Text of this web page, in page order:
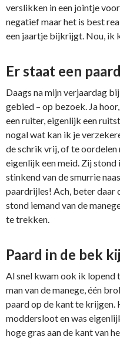
verslikken in een jointje
negatief maar het is best
een jaartje bijkrijgt. Nou, ik
Er staat een
Daags na mijn verjaardag
gebied – op bezoek. Ja
een ruiter, eigenlijk een
nogal wat kan ik je
de schrik vrij, of te oordelen
eigenlijk een meid. Zij stond
stinkend van de smurrie
paardrijles! Ach, beter daar
stond iemand van de
te trekken.
Paard in de bek
Al snel kwam ook ik lopend
man van de manege, één
paard op de kant te krijgen.
moddersloot en was
hoge gras aan de kant van